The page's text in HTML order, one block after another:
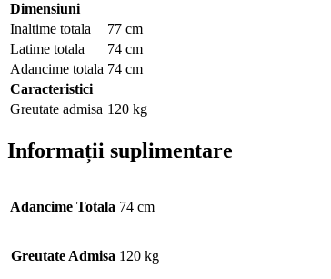
Dimensiuni
Inaltime totala
77 cm
Latime totala
74 cm
Adancime totala 74 cm
Caracteristici
Greutate admisa 120 kg
Informații suplimentare
Adancime Totala 74 cm
Greutate Admisa 120 kg